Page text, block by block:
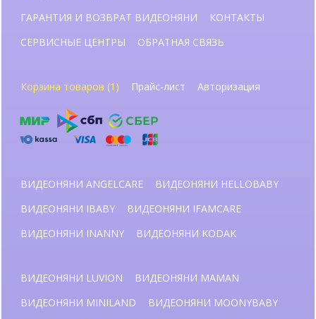
ГАРАНТИЯ И ВОЗВРАТ ВИДЕОНЯНИ
КОНТАКТЫ
СЕРВИСНЫЕ ЦЕНТРЫ
ОБРАТНАЯ СВЯЗЬ
Корзина товаров (1) Прайс-лист Авторизация
ВИДЕОНЯНИ ANGELCARE
ВИДЕОНЯНИ HELLOBABY
ВИДЕОНЯНИ IBABY
ВИДЕОНЯНИ IFAMCARE
ВИДЕОНЯНИ INANNY
ВИДЕОНЯНИ KODAK
ВИДЕОНЯНИ LUVION
ВИДЕОНЯНИ MAMAN
ВИДЕОНЯНИ MINILAND
ВИДЕОНЯНИ MOONYBABY